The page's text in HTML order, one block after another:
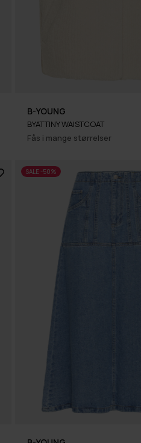
Fås i mange størrelser
B-YOUNG
BYATTINY WAISTCOAT
SALE -50%